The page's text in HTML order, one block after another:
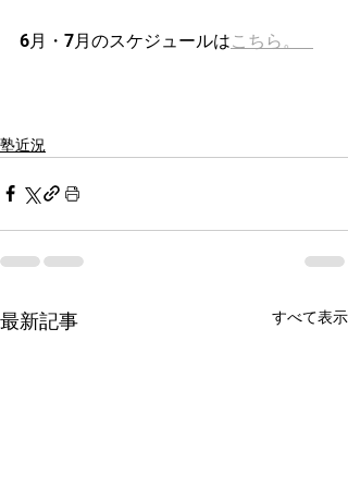
6月・7月のスケジュールはこちら。
塾近況
最新記事 すべて表示